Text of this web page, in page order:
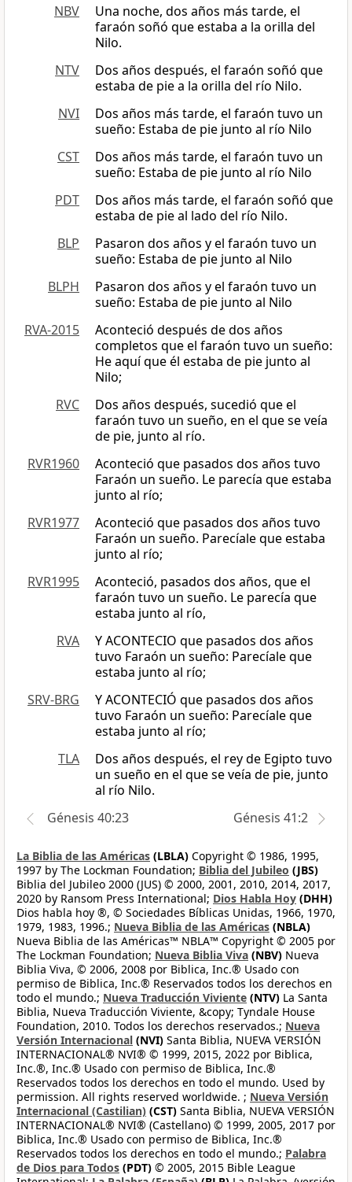
NBV
Una noche, dos años más tarde, el
faraón soñó que estaba a la orilla del
Nilo.
NTV
Dos años después, el faraón soñó que
estaba de pie a la orilla del río Nilo.
NVI
Dos años más tarde, el faraón tuvo un
sueño: Estaba de pie junto al río Nilo
CST
Dos años más tarde, el faraón tuvo un
sueño: Estaba de pie junto al río Nilo
PDT
Dos años más tarde, el faraón soñó que
estaba de pie al lado del río Nilo.
BLP
Pasaron dos años y el faraón tuvo un
sueño: Estaba de pie junto al Nilo
BLPH
Pasaron dos años y el faraón tuvo un
sueño: Estaba de pie junto al Nilo
RVA-2015
Aconteció después de dos años
completos que el faraón tuvo un sueño:
He aquí que él estaba de pie junto al
Nilo;
RVC
Dos años después, sucedió que el
faraón tuvo un sueño, en el que se veía
de pie, junto al río.
RVR1960
Aconteció que pasados dos años tuvo
Faraón un sueño. Le parecía que estaba
junto al río;
RVR1977
Aconteció que pasados dos años tuvo
Faraón un sueño. Parecíale que estaba
junto al río;
RVR1995
Aconteció, pasados dos años, que el
faraón tuvo un sueño. Le parecía que
estaba junto al río,
RVA
Y ACONTECIO que pasados dos años
tuvo Faraón un sueño: Parecíale que
estaba junto al río;
SRV-BRG
Y ACONTECIÓ que pasados dos años
tuvo Faraón un sueño: Parecíale que
estaba junto al río;
TLA
Dos años después, el rey de Egipto tuvo
un sueño en el que se veía de pie, junto
al río Nilo.
Génesis 40:23
Génesis 41:2
La Biblia de las Américas (LBLA) Copyright © 1986, 1995,
1997 by The Lockman Foundation; Biblia del Jubileo (JBS)
Biblia del Jubileo 2000 (JUS) © 2000, 2001, 2010, 2014, 2017,
2020 by Ransom Press International; Dios Habla Hoy (DHH)
Dios habla hoy ®, © Sociedades Bíblicas Unidas, 1966, 1970,
1979, 1983, 1996.; Nueva Biblia de las Américas (NBLA)
Nueva Biblia de las Américas™ NBLA™ Copyright © 2005 por
The Lockman Foundation; Nueva Biblia Viva (NBV) Nueva
Biblia Viva, © 2006, 2008 por Biblica, Inc.® Usado con
permiso de Biblica, Inc.® Reservados todos los derechos en
todo el mundo.; Nueva Traducción Viviente (NTV) La Santa
Biblia, Nueva Traducción Viviente, &copy; Tyndale House
Foundation, 2010. Todos los derechos reservados.; Nueva
Versión Internacional (NVI) Santa Biblia, NUEVA VERSIÓN
INTERNACIONAL® NVI® © 1999, 2015, 2022 por Biblica,
Inc.®, Inc.® Usado con permiso de Biblica, Inc.®
Reservados todos los derechos en todo el mundo. Used by
permission. All rights reserved worldwide. ; Nueva Versión
Internacional (Castilian) (CST) Santa Biblia, NUEVA VERSIÓN
INTERNACIONAL® NVI® (Castellano) © 1999, 2005, 2017 por
Biblica, Inc.® Usado con permiso de Biblica, Inc.®
Reservados todos los derechos en todo el mundo.; Palabra
de Dios para Todos (PDT) © 2005, 2015 Bible League